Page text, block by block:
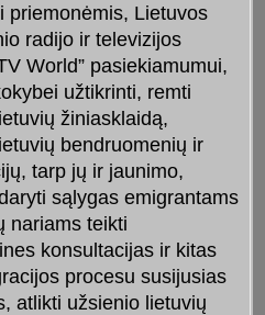
priemonėmis, Lietuvos
radijo ir televizijos
World” pasiekiamumui,
užtikrinti, remti
žiniasklaidą,
bendruomenių ir
tarp jų ir jaunimo,
sąlygas emigrantams
nariams teikti
konsultacijas ir kitas
procesu susijusias
atlikti užsienio lietuvių